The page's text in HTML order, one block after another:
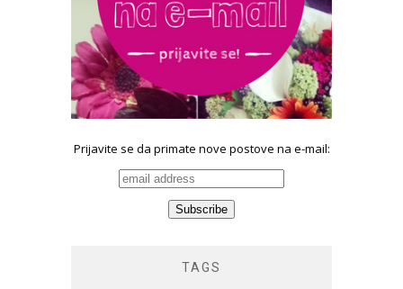
Prijavite se da primate nove postove na e-mail:
TAGS